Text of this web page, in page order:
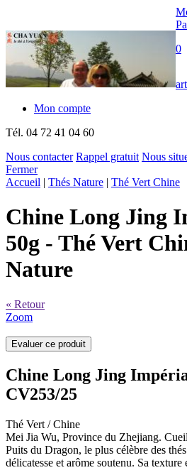
THE CHA
YUAN
0
Mon compte
Tél. 04 72 41 04 60
Nous contacter Rappel gratuit Nous
Fermer
Accueil | Thés Nature | Thé Vert Chine
Chine Long Jing
50g - Thé Vert
Nature
« Retour
Zoom
Chine Long Jing
CV253/25
Thé Vert / Chine
Mei Jia Wu, Province du Zhejiang.
Puits du Dragon, le plus célèbre des
délicatesse et arôme soutenu. Sa texture